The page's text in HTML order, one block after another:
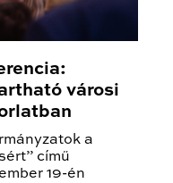
városi
a
című
19-én